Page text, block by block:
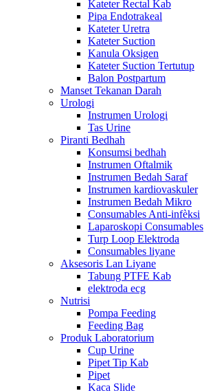
Kateter Rectal Kab
Pipa Endotrakeal
Kateter Uretra
Kateter Suction
Kanula Oksigen
Kateter Suction Tertutup
Balon Postpartum
Manset Tekanan Darah
Urologi
Instrumen Urologi
Tas Urine
Piranti Bedhah
Konsumsi bedhah
Instrumen Oftalmik
Instrumen Bedah Saraf
Instrumen kardiovaskuler
Instrumen Bedah Mikro
Consumables Anti-infèksi
Laparoskopi Consumables
Turp Loop Elektroda
Consumables liyane
Aksesoris Lan Liyane
Tabung PTFE Kab
elektroda ecg
Nutrisi
Pompa Feeding
Feeding Bag
Produk Laboratorium
Cup Urine
Pipet Tip Kab
Pipet
Kaca Slide